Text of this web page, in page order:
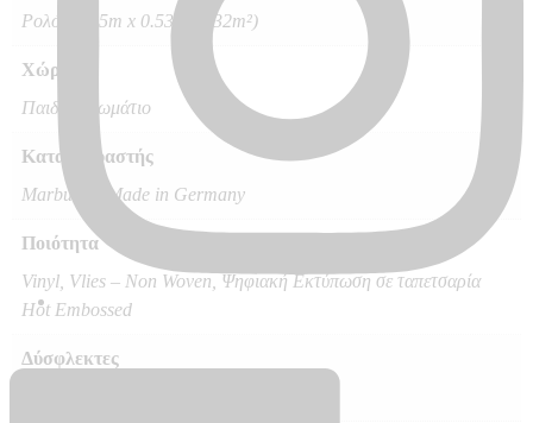
Ρολό 10.05m x 0.53m (5.32m²)
Χώρος
Παιδικό Δωμάτιο
Κατασκευαστής
Marburg – Made in Germany
Ποιότητα
Vinyl, Vlies – Non Woven, Ψηφιακή Εκτύπωση σε ταπετσαρία
Hot Embossed
Δύσφλεκτες